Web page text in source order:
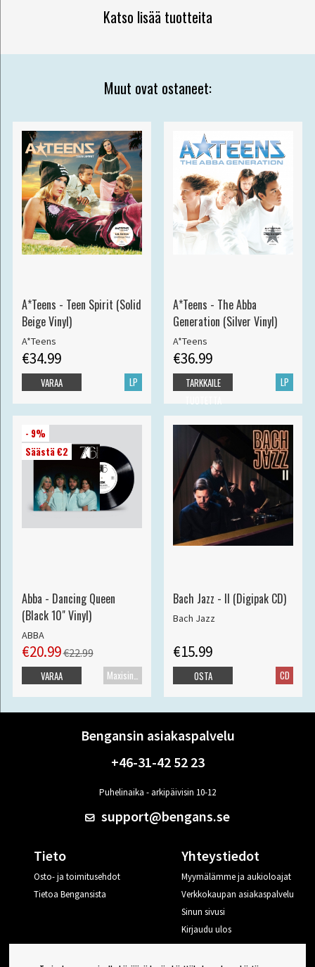
Katso lisää tuotteita
Muut ovat ostaneet:
A*Teens - Teen Spirit (Solid
Beige Vinyl)
A*Teens
€34.99
LP
VARAA
A*Teens - The Abba
Generation (Silver Vinyl)
A*Teens
€36.99
LP
TARKKAILE
- 9%
Säästä €2
Abba - Dancing Queen
(Black 10" Vinyl)
ABBA
€20.99€22.99
Maxisingle
VARAA
Bach Jazz - II (Digipak CD)
Bach Jazz
€15.99
CD
OSTA
Bengansin asiakaspalvelu
+46-31-42 52 23
Puhelinaika - arkipäivisin 10-12
support@bengans.se
Tieto
Osto- ja toimitusehdot
Tietoa Bengansista
Yhteystiedot
Myymälämme ja aukioloajat
Verkkokaupan asiakaspalvelu
Sinun sivusi
Kirjaudu ulos